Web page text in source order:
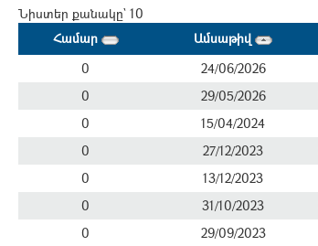
Նիստեր քանակը` 10
Համար
Ամսաթիվ
0
24/06/2026
0
29/05/2026
0
15/04/2024
0
27/12/2023
0
13/12/2023
0
31/10/2023
0
29/09/2023